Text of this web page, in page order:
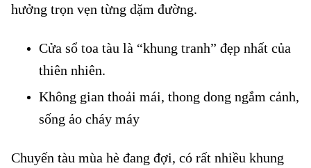
hưởng trọn vẹn từng dặm đường.
Cửa sổ toa tàu là “khung tranh” đẹp nhất của
thiên nhiên.
Không gian thoải mái, thong dong ngắm cảnh,
sống ảo cháy máy
Chuyến tàu mùa hè đang đợi, có rất nhiều khung